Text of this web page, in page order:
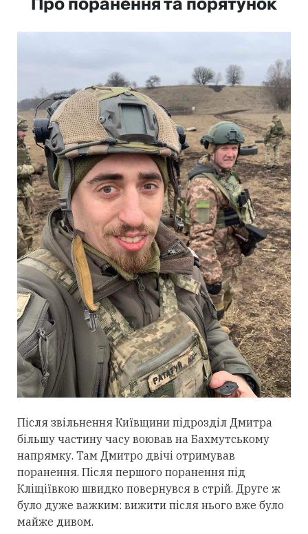
Після звільнення Київщини підрозділ Дмитра
більшу частину часу воював на Бахмутському
напрямку. Там Дмитро двічі отримував
поранення. Після першого поранення під
Кліщіївкою швидко повернувся в стрій. Друге ж
було дуже важким: вижити після нього вже було
майже дивом.